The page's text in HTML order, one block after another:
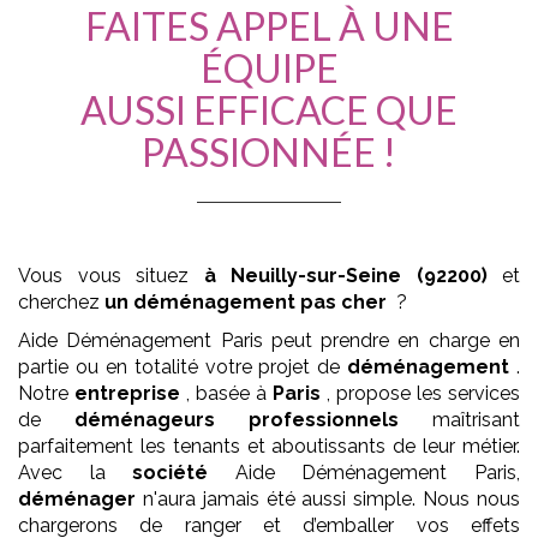
FAITES APPEL À UNE
ÉQUIPE
AUSSI EFFICACE QUE
PASSIONNÉE !
Vous vous situez à Neuilly-sur-Seine (92200)
et
cherchez un déménagement pas cher ?
Aide Déménagement Paris peut prendre en charge en
partie ou en totalité votre projet de déménagement .
Notre entreprise , basée à Paris , propose les services
de déménageurs professionnels maîtrisant
parfaitement les tenants et aboutissants de leur métier.
Avec lasociété Aide Déménagement Paris,
déménager n'aura jamais été aussi simple. Nous nous
chargerons de ranger et d’emballer vos effets